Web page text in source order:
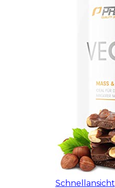
Schnellansicht